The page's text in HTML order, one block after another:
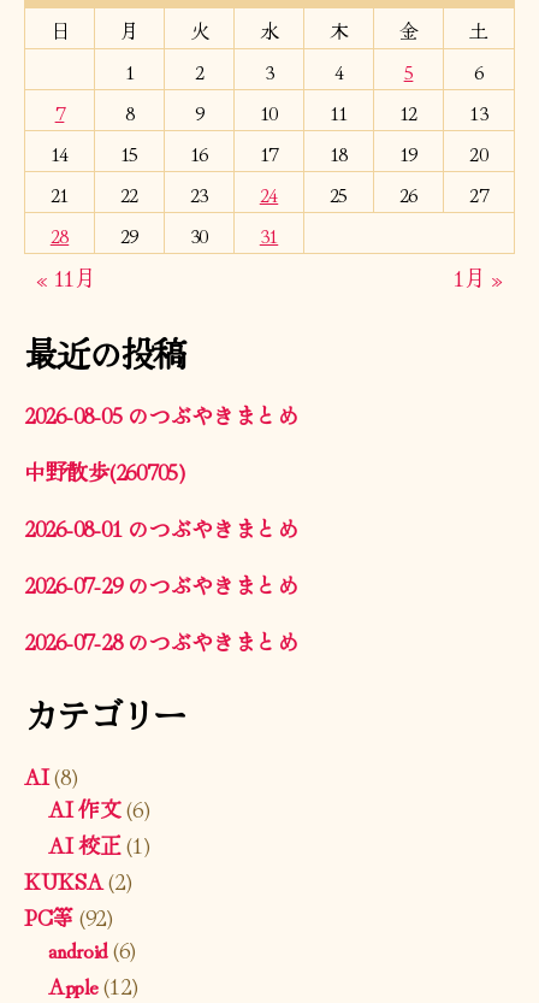
日
月 火 水 木 金
土
1
2 3 4 5
6
7
8 9 10 11 12
13
14
15 16 17 18 19
20
21
22 23 24 25 26
27
28
29 30 31
« 11月 1月 »
最近の投稿
2026-08-05 のつぶやきまとめ
中野散歩(260705)
2026-08-01 のつぶやきまとめ
2026-07-29 のつぶやきまとめ
2026-07-28 のつぶやきまとめ
カテゴリー
AI(8)
AI 作文(6)
AI 校正(1)
KUKSA(2)
PC等(92)
android(6)
Apple(12)